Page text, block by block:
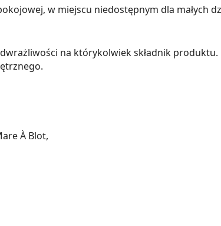
w miejscu niedostępnym dla małych
na którykolwiek składnik produktu.
À Blot,